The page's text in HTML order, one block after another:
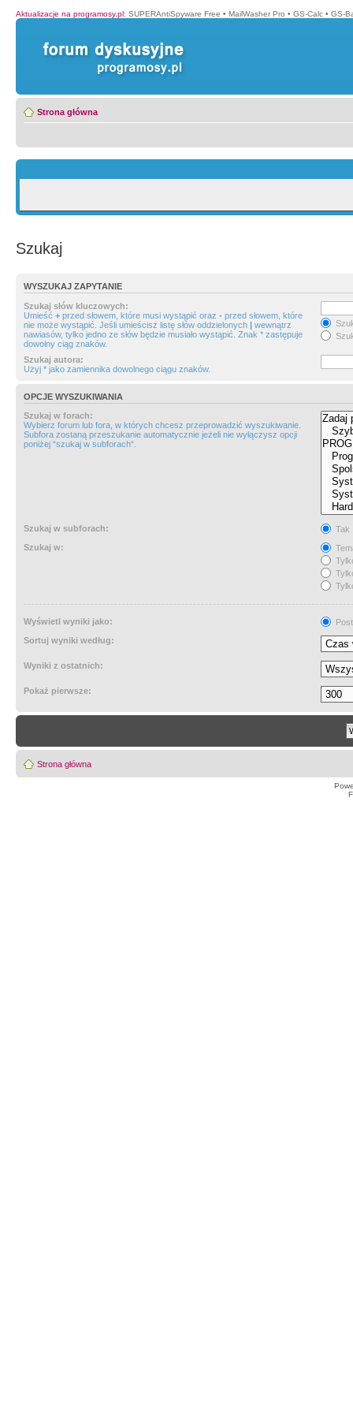
Aktualizacje na programosy.pl: SUPERAntiSpyware Free • MailWasher Pro • GS-Calc • GS-
Strona główna
Szukaj
WYSZUKAJ ZAPYTANIE
Szukaj słów kluczowych:
Umieść + przed słowem, które musi wystąpić oraz - przed słowem, które
nie może wystąpić. Jeśli umieścisz listę słów oddzielonych | wewnątrz
nawiasów, tylko jedno ze słów będzie musiało wystąpić. Znak * zastępuje
dowolny ciąg znaków.
Szukaj autora:
Użyj * jako zamiennika dowolnego ciągu znaków.
OPCJE WYSZUKIWANIA
Szukaj w forach:
Wybierz forum lub fora, w których chcesz przeprowadzić wyszukiwanie.
Subfora zostaną przeszukanie automatycznie jeżeli nie wyłączysz opcji
poniżej “szukaj w subforach“.
Szukaj w subforach:
Tak
Szukaj w:
Wyświetl wyniki jako:
Sortuj wyniki według:
Wyniki z ostatnich:
Pokaż pierwsze:
Strona główna